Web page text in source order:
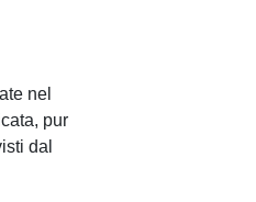
nel
pur
dal